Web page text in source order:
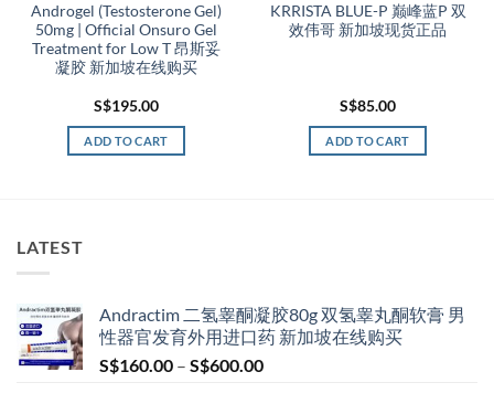
Androgel (Testosterone Gel)
50mg | Official Onsuro Gel
Treatment for Low T 昂斯妥
凝胶 新加坡在线购买
S$195.00
ADD TO CART
KRRISTA BLUE-P 巅峰蓝P 双
效伟哥 新加坡现货正品
S$85.00
ADD TO CART
LATEST
Andractim 二氢睾酮凝胶80g 双氢睾丸酮软膏 男
性器官发育外用进口药 新加坡在线购买
S$160.00 – S$600.00Price